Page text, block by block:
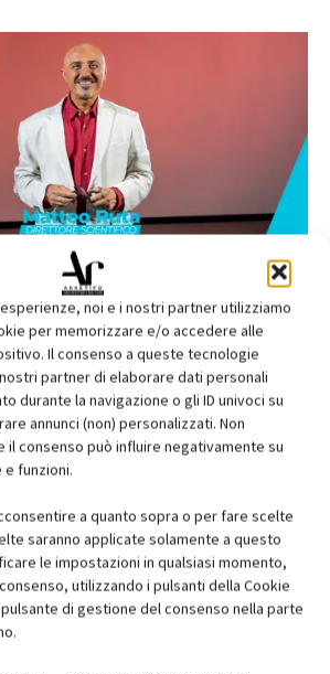
noi e i nostri partner utilizziamo
per memorizzare e/o accedere alle
Il consenso a queste tecnologie
partner di elaborare dati personali
durante la navigazione o gli ID univoci su
annunci (non) personalizzati. Non
il consenso può influire negativamente su
funzioni.
a quanto sopra o per fare scelte
saranno applicate solamente a questo
le impostazioni in qualsiasi momento,
utilizzando i pulsanti della Cookie
di gestione del consenso nella parte